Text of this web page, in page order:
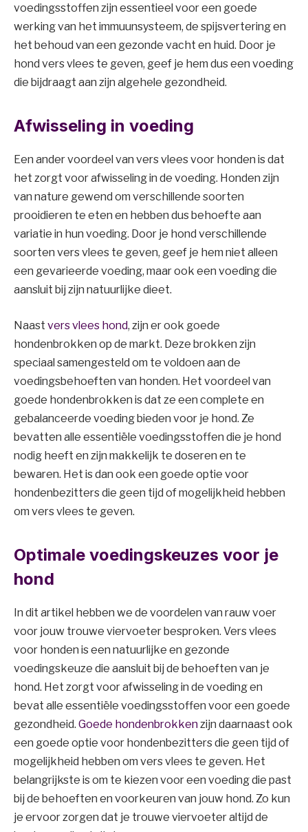
voedingsstoffen zijn essentieel voor een goede
werking van het immuunsysteem, de spijsvertering en
het behoud van een gezonde vacht en huid. Door je
hond vers vlees te geven, geef je hem dus een voeding
die bijdraagt aan zijn algehele gezondheid.
Afwisseling in voeding
Een ander voordeel van vers vlees voor honden is dat
het zorgt voor afwisseling in de voeding. Honden zijn
van nature gewend om verschillende soorten
prooidieren te eten en hebben dus behoefte aan
variatie in hun voeding. Door je hond verschillende
soorten vers vlees te geven, geef je hem niet alleen
een gevarieerde voeding, maar ook een voeding die
aansluit bij zijn natuurlijke dieet.
Naast vers vlees hond, zijn er ook goede
hondenbrokken op de markt. Deze brokken zijn
speciaal samengesteld om te voldoen aan de
voedingsbehoeften van honden. Het voordeel van
goede hondenbrokken is dat ze een complete en
gebalanceerde voeding bieden voor je hond. Ze
bevatten alle essentiële voedingsstoffen die je hond
nodig heeft en zijn makkelijk te doseren en te
bewaren. Het is dan ook een goede optie voor
hondenbezitters die geen tijd of mogelijkheid hebben
om vers vlees te geven.
Optimale voedingskeuzes voor je
hond
In dit artikel hebben we de voordelen van rauw voer
voor jouw trouwe viervoeter besproken. Vers vlees
voor honden is een natuurlijke en gezonde
voedingskeuze die aansluit bij de behoeften van je
hond. Het zorgt voor afwisseling in de voeding en
bevat alle essentiële voedingsstoffen voor een goede
gezondheid. Goede hondenbrokkenzijn daarnaast ook
een goede optie voor hondenbezitters die geen tijd of
mogelijkheid hebben om vers vlees te geven. Het
belangrijkste is om te kiezen voor een voeding die past
bij de behoeften en voorkeuren van jouw hond. Zo kun
je ervoor zorgen dat je trouwe viervoeter altijd de